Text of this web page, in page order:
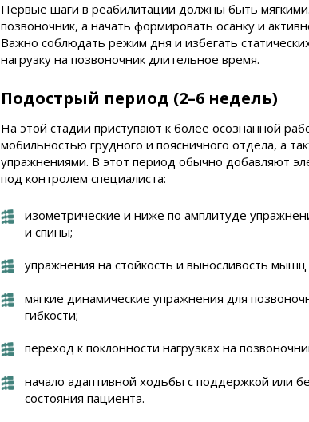
Первые шаги в реабилитации должны быть
позвоночник, а начать формировать осанку и
Важно соблюдать режим дня и избегать
нагрузку на позвоночник длительное время.
Подострый период (2–6 недель)
На этой стадии приступают к более осознанной
мобильностью грудного и поясничного отдела, а
упражнениями. В этот период обычно добавляют
под контролем специалиста:
изометрические и ниже по амплитуде
и спины;
упражнения на стойкость и выносливость мышц
мягкие динамические упражнения для
гибкости;
переход к поклонности нагрузках на
начало адаптивной ходьбы с поддержкой или
состояния пациента.